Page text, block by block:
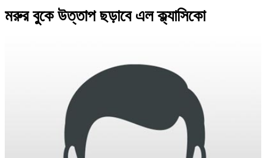
মরুর বুকে উত্তাপ ছড়াবে এল ক্ল্যাসিকো